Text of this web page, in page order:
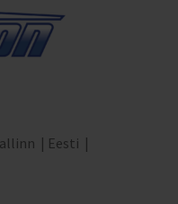
| Eesti |